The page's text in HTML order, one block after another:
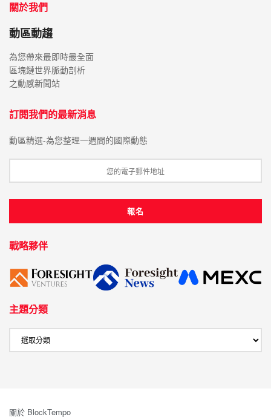
關於我們
動區動趨
為您帶來最即時最全面
區塊鏈世界脈動剖析
之動感新聞站
訂閱我們的最新消息
動區精選-為您整理一週間的國際動態
戰略夥伴
主題分類
關於 BlockTempo